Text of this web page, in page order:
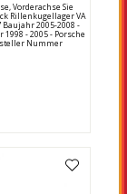
Vorderachse Sie
Rillenkugellager VA
Baujahr 2005-2008 -
1998 - 2005 - Porsche
Nummer
996 343 515 05 /